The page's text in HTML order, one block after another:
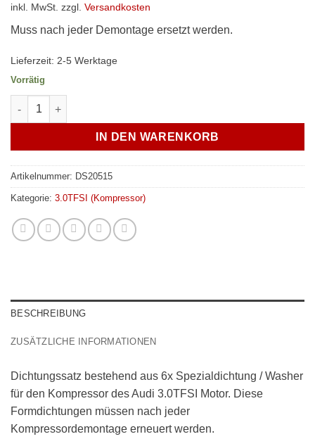
inkl. MwSt. zzgl. Versandkosten
Muss nach jeder Demontage ersetzt werden.
Lieferzeit: 2-5 Werktage
Vorrätig
Dichtungssatz Audi 3.0 TFSI Kompressor zum Zylinderkopf -
IN DEN WARENKORB
Artikelnummer: DS20515
Kategorie: 3.0TFSI (Kompressor)
BESCHREIBUNG
ZUSÄTZLICHE INFORMATIONEN
Dichtungssatz bestehend aus 6x Spezialdichtung / Washer
für den Kompressor des Audi 3.0TFSI Motor. Diese
Formdichtungen müssen nach jeder
Kompressordemontage erneuert werden.